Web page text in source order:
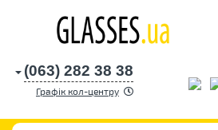
(063) 282 38 38
Графік кол-центру